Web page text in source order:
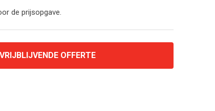
de prijsopgave.
VRIJBLIJVENDE OFFERTE